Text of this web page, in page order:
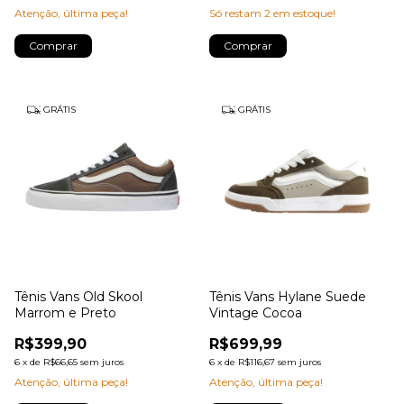
Atenção, última peça!
Comprar
Só restam 2 em estoque!
Comprar
GRÁTIS
Tênis Vans Old Skool
Marrom e Preto
R$399,90
6 x de R$66,65 sem juros
Atenção, última peça!
GRÁTIS
Tênis Vans Hylane Suede
Vintage Cocoa
R$699,99
6 x de R$116,67 sem juros
Atenção, última peça!